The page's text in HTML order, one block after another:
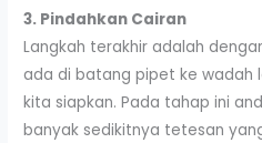
3. Pindahkan Cairan
Langkah terakhir adalah
ada di batang pipet ke wadah
kita siapkan. Pada tahap ini
banyak sedikitnya tetesan